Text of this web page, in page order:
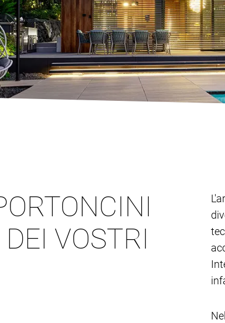
VOSTRI